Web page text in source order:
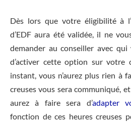
Dès lors que votre éligibilité à
d’EDF aura été validée, il ne
demander au conseiller avec
d’activer cette option sur
instant, vous n’aurez plus rien à
creuses vous sera communiqué,
aurez à faire sera d’adapter
fonction de ces heures creuses